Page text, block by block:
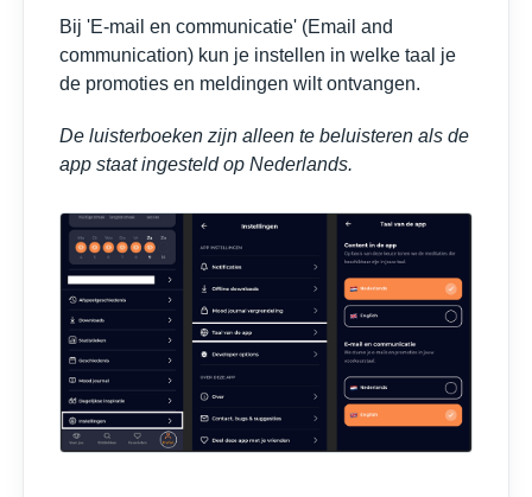
Bij 'E-mail en communicatie' (Email and
communication) kun je instellen in welke taal je
de promoties en meldingen wilt ontvangen.
De luisterboeken zijn alleen te beluisteren als de
app staat ingesteld op Nederlands.